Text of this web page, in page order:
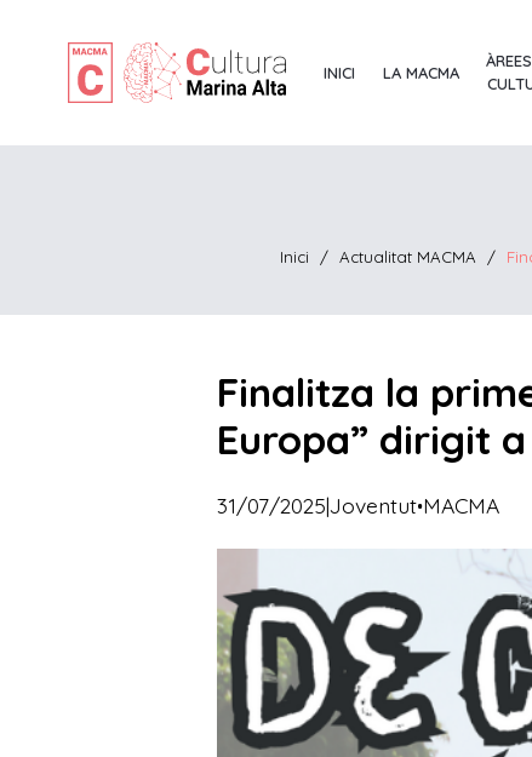
INICI LA MACMA
Inici / Actualitat MACMA /
Finalitza la
Europa” dirigit
31/07/2025|Joventut·MACMA